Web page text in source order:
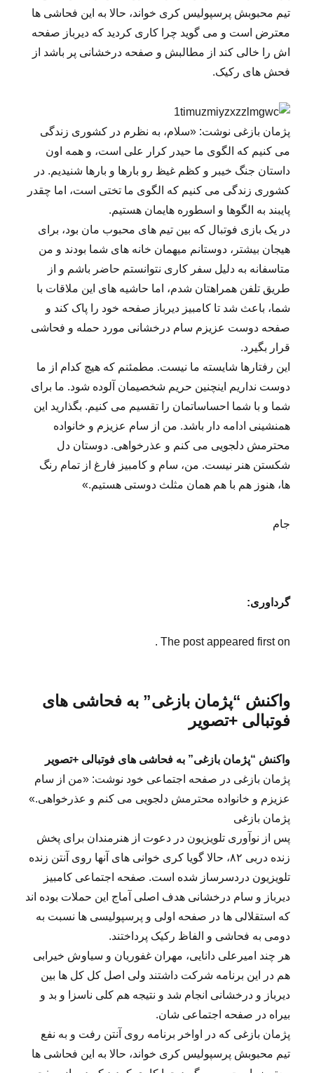
تیم محبوبش پرسپولیس کری خواند، حالا به این فحاشی ها
معترض است و می گوید چرا کاری کردید که دیرباز صفحه
اش را خالی کند از مطالبش و صفحه درخشانی پر باشد از
فحش های رکیک.
پژمان بازغی نوشت: «سلام، به نظرم در کشوری زندگی
می کنیم که الگوی ما حیدر کرار علی است، و همه اون
داستان جنگ خیبر و کظم غیظ رو بارها و بارها شنیدیم. در
کشوری زندگی می کنیم که الگوی ما تختی است، اما چقدر
پایبند به الگوها و اسطوره هایمان هستیم.
در یک بازی فوتبال که بین تیم های محبوب مان بود، برای
هیجان بیشتر، دوستانم میهمان خانه های شما بودند و من
متاسفانه به دلیل سفر کاری نتوانستم حاضر باشم و از
طریق تلفن همراهتان شدم، اما حاشیه های این ملاقات با
شما، باعث شد تا کامبیز دیرباز صفحه خود را پاک کند و
صفحه دوست عزیزم سام درخشانی مورد حمله و فحاشی
قرار بگیرد.
این رفتارها شایسته ما نیست. مطمئنم که هیچ کدام از ما
دوست نداریم اینچنین حریم شخصیمان آلوده شود. ما برای
شما و با شما احساساتمان را تقسیم می کنیم. بگذارید این
همنشینی ادامه دار باشد. من از سام عزیزم و خانواده
محترمش دلجویی می کنم و عذرخواهی. دوستان دل
شکستن هنر نیست. من، سام و کامبیز فارغ از تمام رنگ
ها، هنوز هم با هم همان مثلث دوستی هستیم.»
جام
گرداوری:
The post appeared first on .
واکنش “پژمان بازغی” به فحاشی های
فوتبالی +تصویر
واکنش “پژمان بازغی” به فحاشی های فوتبالی +تصویر
پژمان بازغی در صفحه اجتماعی خود نوشت: «من از سام
عزیزم و خانواده محترمش دلجویی می کنم و عذرخواهی.»
پژمان بازغی
پس از نوآوری تلویزیون در دعوت از هنرمندان برای پخش
زنده دربی ۸۲، حالا گویا کری خوانی های آنها روی آنتن زنده
تلویزیون دردسرساز شده است. صفحه اجتماعی کامبیز
دیرباز و سام درخشانی هدف اصلی آماج این حملات بوده اند
که استقلالی ها در صفحه اولی و پرسپولیسی ها نسبت به
دومی به فحاشی و الفاظ رکیک پرداختند.
هر چند امیرعلی دانایی، مهران غفوریان و سیاوش خیرابی
هم در این برنامه شرکت داشتند ولی اصل کل کل ها بین
دیرباز و درخشانی انجام شد و نتیجه هم کلی ناسزا و بد و
بیراه در صفحه اجتماعی شان.
پژمان بازغی که در اواخر برنامه روی آنتن رفت و به نفع
تیم محبوبش پرسپولیس کری خواند، حالا به این فحاشی ها